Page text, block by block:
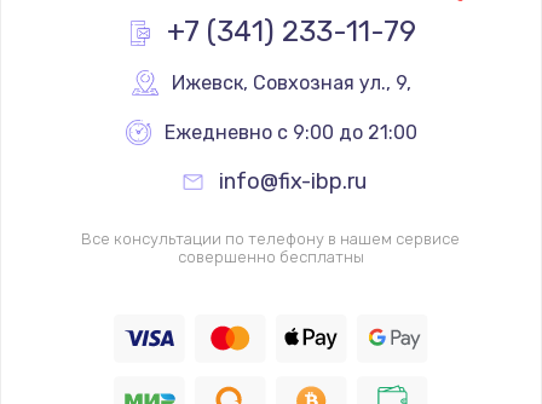
+7 (341) 233-11-79
Ижевск, Совхозная ул., 9,
Ежедневно с 9:00 до 21:00
info@fix-ibp.ru
Все консультации по телефону в нашем сервисе
совершенно бесплатны